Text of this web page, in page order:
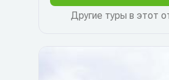
Другие туры в этот